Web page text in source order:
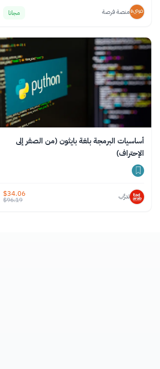
منصة فرصة مجانا
أساسيات البرمجة بلغة بايثون (من الصفر إلى
الإحتراف)
تدرَّب $34.06
$96.19